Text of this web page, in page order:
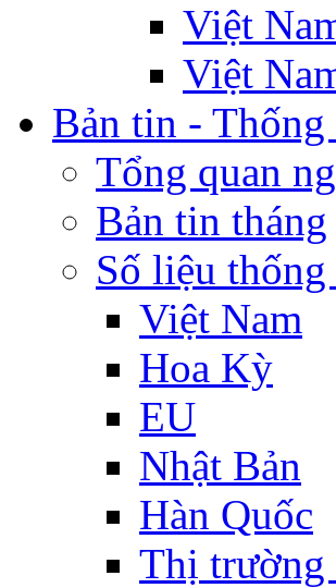
Việt
Việt
Bản tin - Thống
Tổng quan
Bản tin tháng
Số liệu thống
Việt Nam
Hoa Kỳ
EU
Nhật Bản
Hàn Quốc
Thị trường